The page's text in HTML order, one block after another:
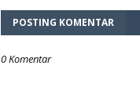
POSTING KOMENTAR
0 Komentar